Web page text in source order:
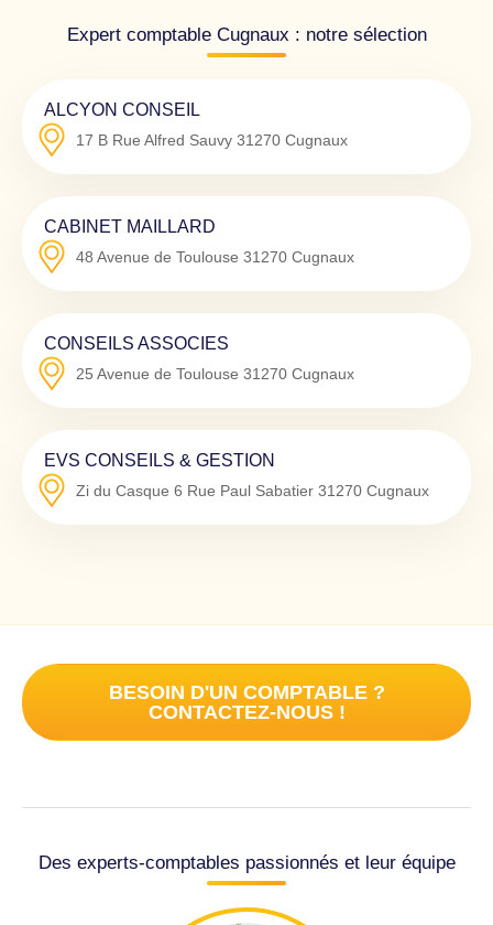
Expert comptable Cugnaux : notre sélection
ALCYON CONSEIL
17 B Rue Alfred Sauvy 31270 Cugnaux
CABINET MAILLARD
48 Avenue de Toulouse 31270 Cugnaux
CONSEILS ASSOCIES
25 Avenue de Toulouse 31270 Cugnaux
EVS CONSEILS & GESTION
Zi du Casque 6 Rue Paul Sabatier 31270 Cugnaux
BESOIN D'UN COMPTABLE ?
CONTACTEZ-NOUS !
Des experts-comptables passionnés et leur équipe